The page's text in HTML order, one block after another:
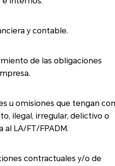
y contable.
obligaciones
como
o
al LA/FT/FPADM.
y/o de